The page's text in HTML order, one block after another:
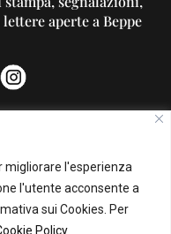
migliorare l'esperienza
l'utente acconsente a
sui Cookies. Per
Policy
aperte a Beppe
PUBBLICITA'
su questo Blog: